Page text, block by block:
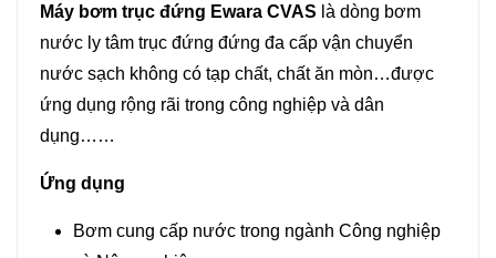
Máy bơm trục đứng Ewara CVAS là dòng bơm
nước ly tâm trục đứng đứng đa cấp vận chuyển
nước sạch không có tạp chất, chất ăn mòn…được
ứng dụng rộng rãi trong công nghiệp và dân
dụng……
Ứng dụng
Bơm cung cấp nước trong ngành Công nghiệp